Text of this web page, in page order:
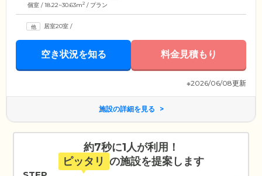
個室 / 18.22~30.63m2 / プラン
居室20室 /
空き状況を知る 料金見積もり
※2026/06/08更新
施設の詳細を見る
約7秒に1人が利用！
ピッタリ の施設を提案します